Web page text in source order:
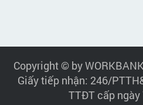
Copyright © by
Giấy tiếp nhận: 246/
TTĐT cấp